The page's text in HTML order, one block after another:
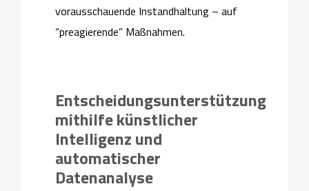
vorausschauende Instandhaltung – auf
“preagierende” Maßnahmen.
Entscheidungsunterstützung
mithilfe künstlicher
Intelligenz und
automatischer
Datenanalyse